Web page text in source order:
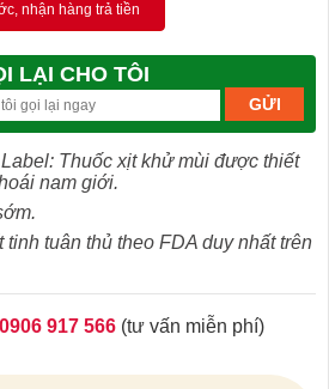
nhận hàng trả tiền
LẠI CHO TÔI
Thuốc xịt khử mùi được thiết
nam giới.
tinh tuân thủ theo FDA duy nhất trên
0906 917 566 (tư vấn miễn phí)